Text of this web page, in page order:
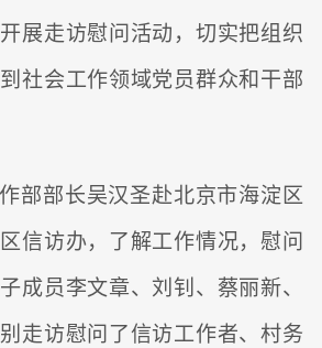
展走访慰问活动，切实把组织
社会工作领域党员群众和干部
部部长吴汉圣赴北京市海淀区
信访办，了解工作情况，慰问
成员李文章、刘钊、蔡丽新、
走访慰问了信访工作者、村务